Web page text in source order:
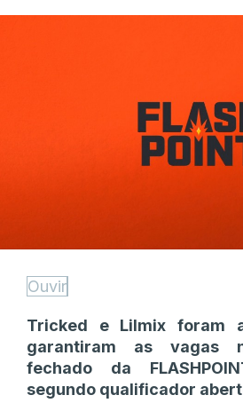
Ouvir
Tricked e Lilmix foram
garantiram as vagas
fechado da
segundo qualificador